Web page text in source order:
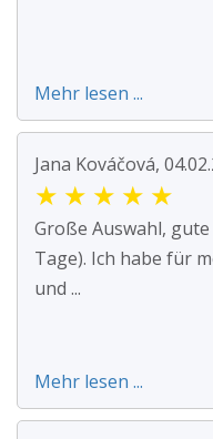
Mehr lesen ...
Jana Kováčová,
★ ★ ★ ★ ★
Große Auswahl,
Tage). Ich habe für
und ...
Mehr lesen ...